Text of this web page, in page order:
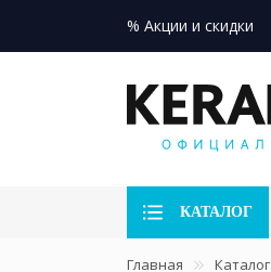
% Акции и скидки
КАТАЛОГ
Главная Каталог